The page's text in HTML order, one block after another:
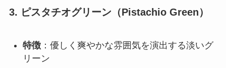
3. ピスタチオグリーン（Pistachio Green）
特徴：優しく爽やかな雰囲気を演出する淡いグ
リーン